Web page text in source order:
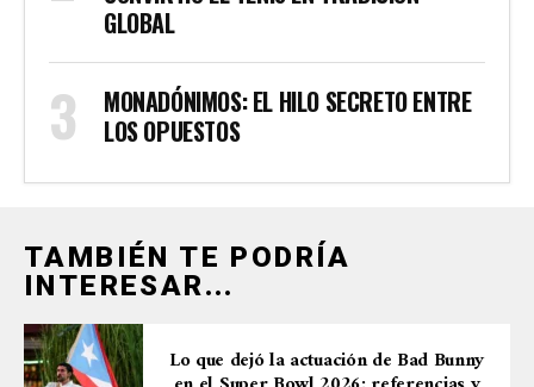
GLOBAL
MONADÓNIMOS: EL HILO SECRETO ENTRE
LOS OPUESTOS
TAMBIÉN TE PODRÍA
INTERESAR...
Lo que dejó la actuación de Bad Bunny